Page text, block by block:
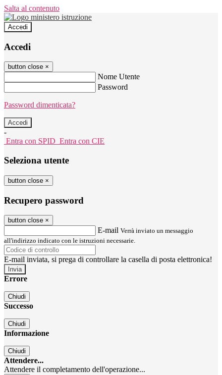
Salta al contenuto
Accedi
Accedi
button close ×
Nome Utente
Password
Password dimenticata?
-
Entra con SPID Entra con CIE
Seleziona utente
button close ×
Recupero password
button close ×
E-mail Verrà inviato un messaggio
all'indirizzo indicato con le istruzioni necessarie.
E-mail inviata, si prega di controllare la casella di posta elettronica!
Errore
Chiudi
Successo
Chiudi
Informazione
Chiudi
Attendere...
Attendere il completamento dell'operazione...